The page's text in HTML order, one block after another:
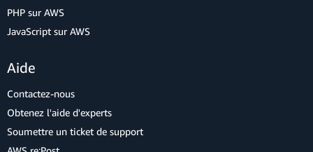
PHP sur AWS
JavaScript sur AWS
Aide
Contactez-nous
Obtenez l'aide d'experts
Soumettre un ticket de support